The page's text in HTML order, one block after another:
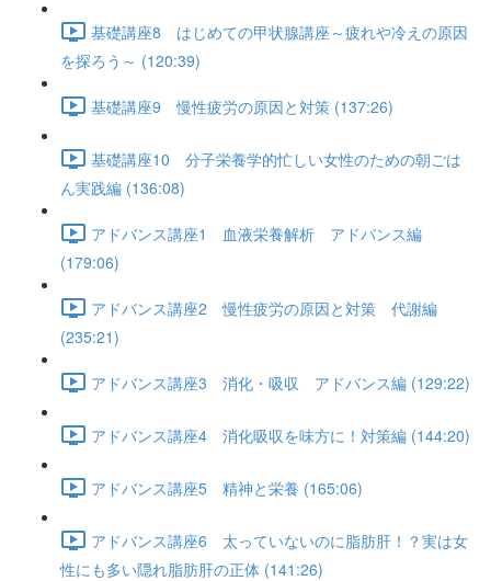
基礎講座8 はじめての甲状腺講座～疲れや冷えの原因
を探ろう～ (120:39)
基礎講座9 慢性疲労の原因と対策 (137:26)
基礎講座10 分子栄養学的忙しい女性のための朝ごは
ん実践編 (136:08)
アドバンス講座1 血液栄養解析 アドバンス編
(179:06)
アドバンス講座2 慢性疲労の原因と対策 代謝編
(235:21)
アドバンス講座3 消化・吸収 アドバンス編 (129:22)
アドバンス講座4 消化吸収を味方に！対策編 (144:20)
アドバンス講座5 精神と栄養 (165:06)
アドバンス講座6 太っていないのに脂肪肝！？実は女
性にも多い隠れ脂肪肝の正体 (141:26)